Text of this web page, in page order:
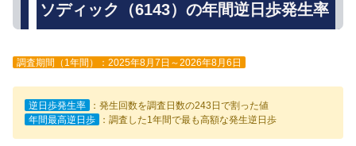
ソディック（6143）の年間逆日歩発生率
調査期間（1年間）：2025年8月7日～2026年8月6日
逆日歩発生率
：発生回数を調査日数の243日で割った値
年間最高逆日歩
：調査した1年間で最も高額な発生逆日歩